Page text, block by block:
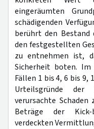
eingeräumten
schädigenden
berührt den Bestand
den festgestellten
zu entnehmen ist,
Sicherheit boten.
Fällen 1 bis 4, 6 bis 9,
Urteilsgründe der
verursachte
Beträge der Kick-
verdeckten